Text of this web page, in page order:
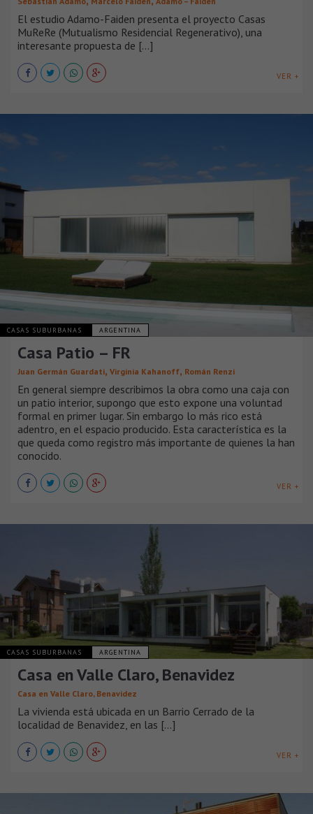
El estudio Adamo-Faiden presenta el proyecto Casas
MuReRe (Mutualismo Residencial Regenerativo), una
interesante propuesta de [...]
VER +
CASAS SUBURBANAS ARGENTINA
Casa Patio – FR
Juan Germán Guardati, Virginia Kahanoff, Román Renzi
En general siempre describimos la obra como una caja con
un patio interior, supongo que esto expone una voluntad
formal en primer lugar. Sin embargo lo más rico está
adentro, en el espacio producido. Esta característica es la
que queda como registro más importante de quienes la han
conocido.
VER +
CASAS SUBURBANAS ARGENTINA
Casa en Valle Claro, Benavidez
Casa en Valle Claro, Benavidez
La vivienda está ubicada en un Barrio Cerrado de la
localidad de Benavidez, en las [...]
VER +